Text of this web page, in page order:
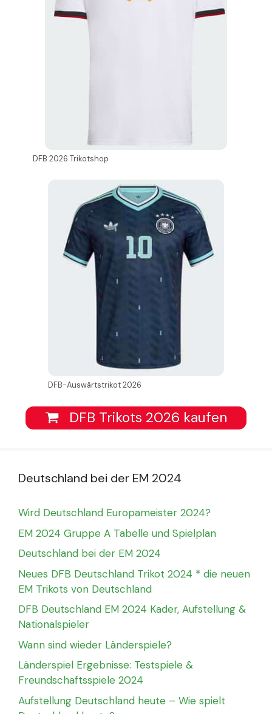
DFB 2026 Trikotshop
DFB-Auswärtstrikot 2026
DFB Trikots 2026 kaufen
Deutschland bei der EM 2024
Wird Deutschland Europameister 2024?
EM 2024 Gruppe A Tabelle und Spielplan
Deutschland bei der EM 2024
Neues DFB Deutschland Trikot 2024 * die neuen
EM Trikots von Deutschland
DFB Deutschland EM 2024 Kader, Aufstellung &
Nationalspieler
Wann sind wieder Länderspiele?
Länderspiel Ergebnisse: Testspiele &
Freundschaftsspiele 2024
Aufstellung Deutschland heute – Wie spielt